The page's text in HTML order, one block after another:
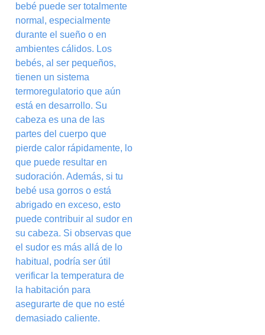
bebé puede ser totalmente
normal, especialmente
durante el sueño o en
ambientes cálidos. Los
bebés, al ser pequeños,
tienen un sistema
termoregulatorio que aún
está en desarrollo. Su
cabeza es una de las
partes del cuerpo que
pierde calor rápidamente, lo
que puede resultar en
sudoración. Además, si tu
bebé usa gorros o está
abrigado en exceso, esto
puede contribuir al sudor en
su cabeza. Si observas que
el sudor es más allá de lo
habitual, podría ser útil
verificar la temperatura de
la habitación para
asegurarte de que no esté
demasiado caliente.